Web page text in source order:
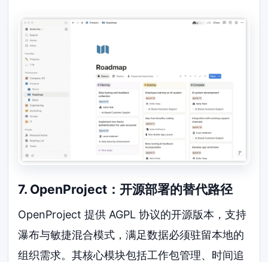
7. OpenProject：开源部署的替代路径
OpenProject 提供 AGPL 协议的开源版本，支持
瀑布与敏捷混合模式，满足数据必须驻留本地的
组织需求。其核心模块包括工作包管理、时间追